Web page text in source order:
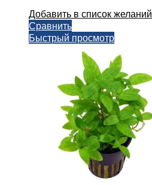
Добавить в список желаний
Сравнить
Быстрый просмотр